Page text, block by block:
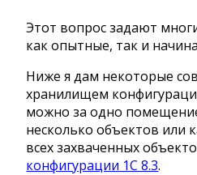
Этот вопрос задают
как опытные, так и
Ниже я дам некоторые
хранилищем
можно за одно
несколько объектов или
всех захваченных
конфигурации 1С 8.3.